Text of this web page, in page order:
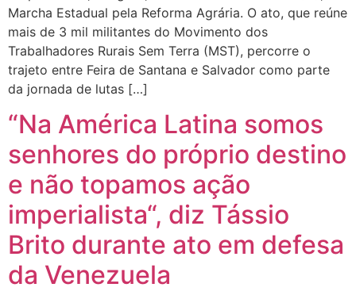
“Tomamos a decisão de
caminhar com Flávio Bolsonaro”, diz
Jesus discorda de Zema sobre fim do
Bolsa Família: “Precisamos dar
condições para as pessoas
evoluírem” |
Marcha Estadual pela Reforma Agrária. O ato, que reúne
mais de 3 mil militantes do Movimento dos
Trabalhadores Rurais Sem Terra (MST), percorre o
trajeto entre Feira de Santana e Salvador como parte
da jornada de lutas […]
“Na América Latina somos
senhores do próprio destino
e não topamos ação
imperialista“, diz Tássio
Brito durante ato em defesa
da Venezuela